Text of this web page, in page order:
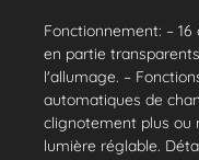
Fonctionnement: –
en partie
l'allumage. –
automatiques de
clignotement plus ou
lumière réglable.